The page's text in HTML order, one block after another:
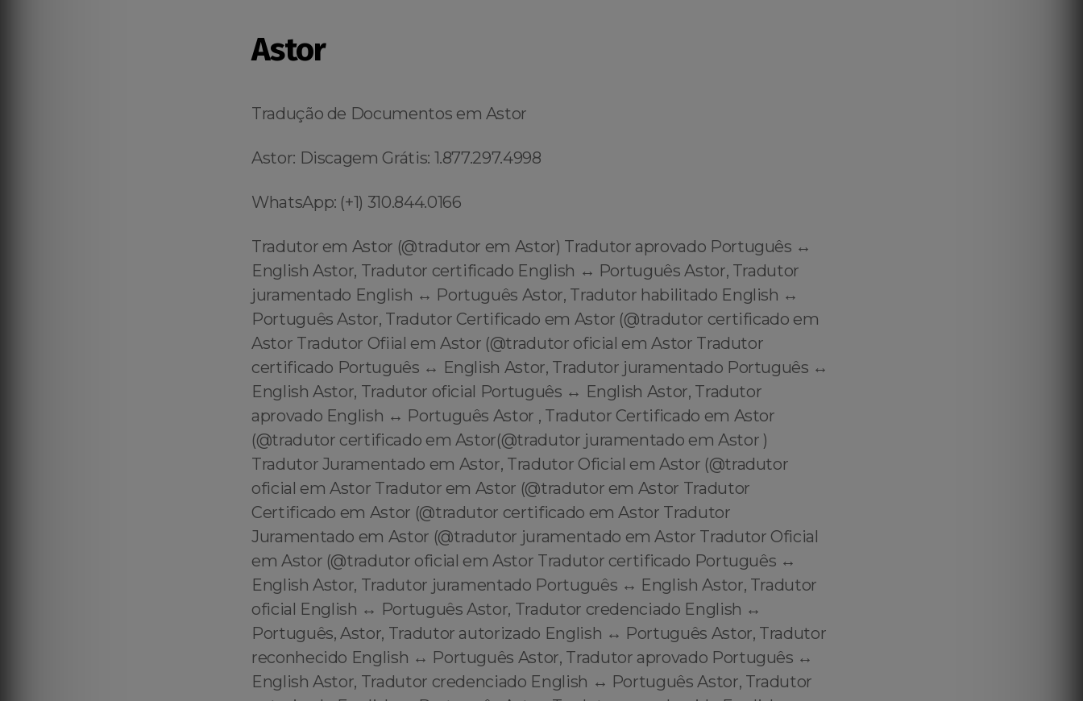
Astor
Tradução de Documentos em Astor
Astor: Discagem Grátis: 1.877.297.4998
WhatsApp: (+1) 310.844.0166
Tradutor em Astor (@tradutor em Astor) Tradutor aprovado Português ↔️
English Astor, Tradutor certificado English ↔️ Português Astor, Tradutor
juramentado English ↔️ Português Astor, Tradutor habilitado English ↔️
Português Astor, Tradutor Certificado em Astor (@tradutor certificado em
Astor Tradutor Ofiial em Astor (@tradutor oficial em Astor Tradutor
certificado Português ↔️ English Astor, Tradutor juramentado Português ↔️
English Astor, Tradutor oficial Português ↔️ English Astor, Tradutor
aprovado English ↔️ Português Astor , Tradutor Certificado em Astor
(@tradutor certificado em Astor(@tradutor juramentado em Astor )
Tradutor Juramentado em Astor, Tradutor Oficial em Astor (@tradutor
oficial em Astor Tradutor em Astor (@tradutor em Astor Tradutor
Certificado em Astor (@tradutor certificado em Astor Tradutor
Juramentado em Astor (@tradutor juramentado em Astor Tradutor Oficial
em Astor (@tradutor oficial em Astor Tradutor certificado Português ↔️
English Astor, Tradutor juramentado Português ↔️ English Astor, Tradutor
oficial English ↔️ Português Astor, Tradutor credenciado English ↔️
Português, Astor, Tradutor autorizado English ↔️ Português Astor, Tradutor
reconhecido English ↔️ Português Astor, Tradutor aprovado Português ↔️
English Astor, Tradutor credenciado English ↔️ Português Astor, Tradutor